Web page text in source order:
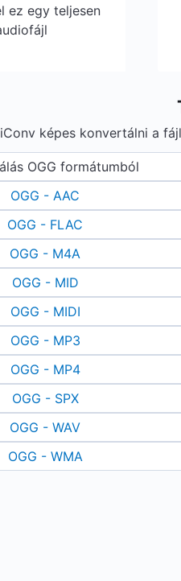
ez egy teljesen
képes konvertálni a
OGG formátumból
OGG - AAC
OGG - FLAC
OGG - M4A
OGG - MID
OGG - MIDI
OGG - MP3
OGG - MP4
OGG - SPX
OGG - WAV
OGG - WMA